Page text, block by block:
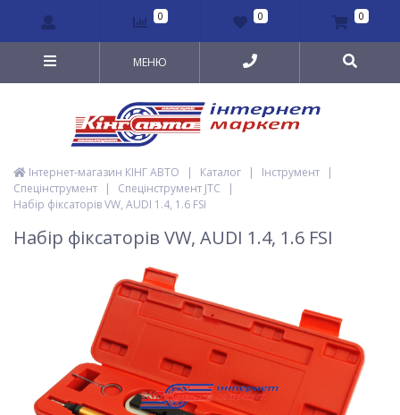
0 0 0
МЕНЮ
Інтернет-магазин КІНГ АВТО | Каталог | Інструмент
|
Спецінструмент
| Спецінструмент JTC
|
Набір фіксаторів VW, AUDI 1.4, 1.6 FSI
Набір фіксаторів VW, AUDI 1.4, 1.6 FSI